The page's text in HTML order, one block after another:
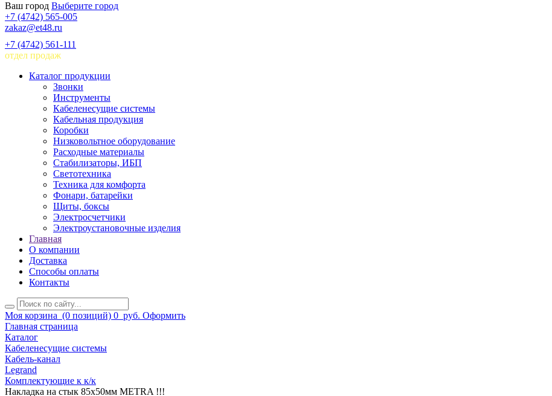
Ваш город Выберите город
+7 (4742) 565-005
zakaz@et48.ru
+7 (4742) 561-111
отдел продаж
Каталог продукции
Звонки
Инструменты
Кабеленесущие системы
Кабельная продукция
Коробки
Низковольтное оборудование
Расходные материалы
Стабилизаторы, ИБП
Светотехника
Техника для комфорта
Фонари, батарейки
Щиты, боксы
Электросчетчики
Электроустановочные изделия
Главная
О компании
Доставка
Способы оплаты
Контакты
Моя корзина (0 позиций) 0 руб. Оформить
Главная страница
Каталог
Кабеленесущие системы
Кабель-канал
Legrand
Комплектующие к к/к
Накладка на стык 85х50мм METRA !!!